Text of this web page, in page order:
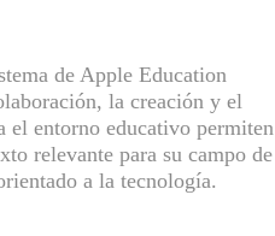
de Apple Education
la creación y el
el entorno educativo permiten
relevante para su campo de
a la tecnología.